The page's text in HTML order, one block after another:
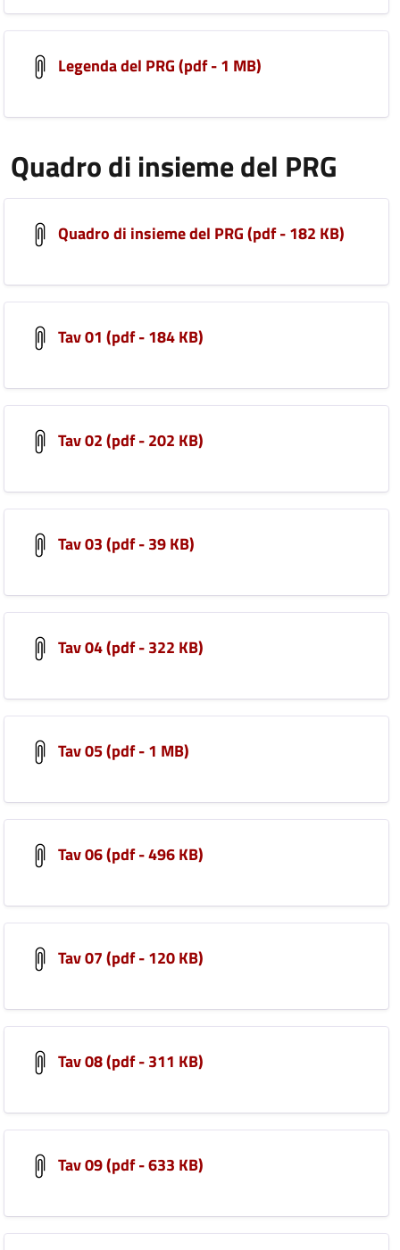
Legenda del PRG (pdf - 1 MB)
Quadro di insieme del PRG
Quadro di insieme del PRG (pdf - 182 KB)
Tav 01 (pdf - 184 KB)
Tav 02 (pdf - 202 KB)
Tav 03 (pdf - 39 KB)
Tav 04 (pdf - 322 KB)
Tav 05 (pdf - 1 MB)
Tav 06 (pdf - 496 KB)
Tav 07 (pdf - 120 KB)
Tav 08 (pdf - 311 KB)
Tav 09 (pdf - 633 KB)